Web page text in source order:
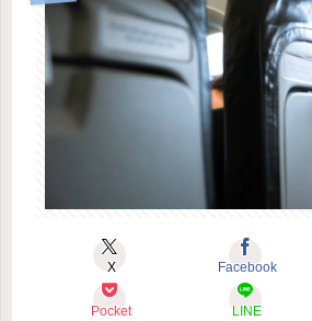
X Facebook
Pocket LINE